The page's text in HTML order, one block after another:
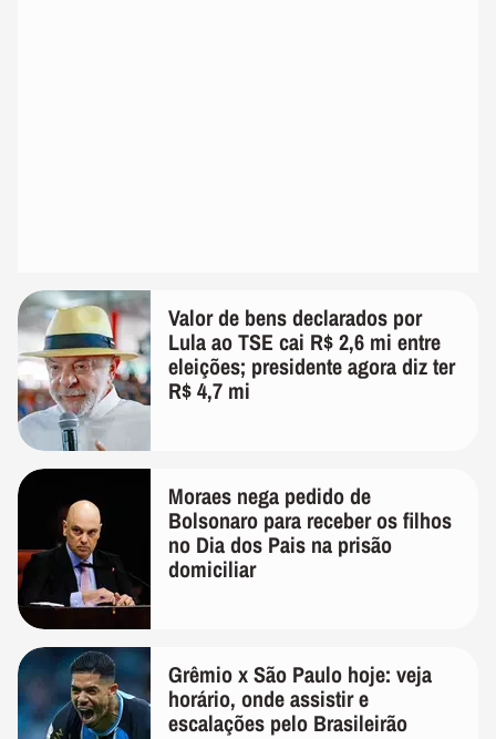
Valor de bens declarados por
Lula ao TSE cai R$ 2,6 mi entre
eleições; presidente agora diz ter
R$ 4,7 mi
Moraes nega pedido de
Bolsonaro para receber os filhos
no Dia dos Pais na prisão
domiciliar
Grêmio x São Paulo hoje: veja
horário, onde assistir e
escalações pelo Brasileirão